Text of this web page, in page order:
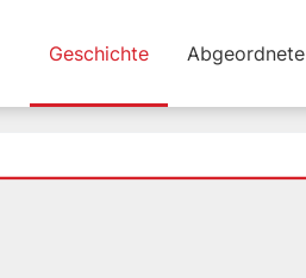
Geschichte Abgeordnete